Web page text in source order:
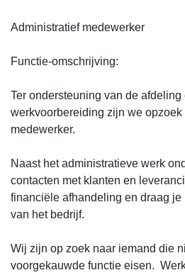
Administratief medewerker
Functie-omschrijving:
Ter ondersteuning van de afdeling
werkvoorbereiding zijn we
medewerker.
Naast het administratieve werk
contacten met klanten en
financiële afhandeling en draag
van het bedrijf.
Wij zijn op zoek naar iemand die
voorgekauwde functie eisen.